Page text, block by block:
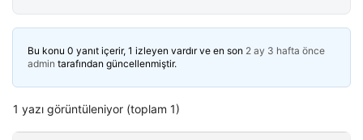
Bu konu 0 yanıt içerir, 1 izleyen vardır ve en son 2 ay 3 hafta önce
admin tarafından güncellenmiştir.
1 yazı görüntüleniyor (toplam 1)